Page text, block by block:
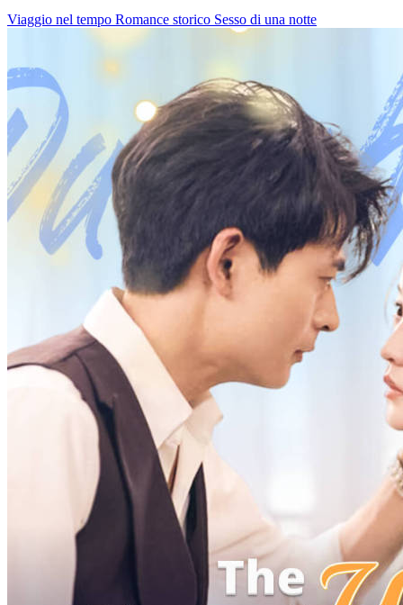
Viaggio nel tempo Romance storico Sesso di una notte